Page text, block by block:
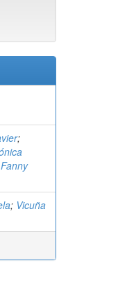
;
; Vicuña